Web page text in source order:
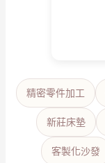
精密零件加工
新莊床墊
客製化沙發